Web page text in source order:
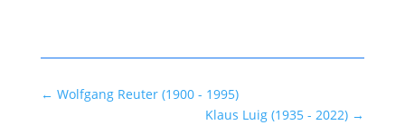
← Wolfgang Reuter (1900 - 1995)
Klaus Luig (1935 - 2022) →